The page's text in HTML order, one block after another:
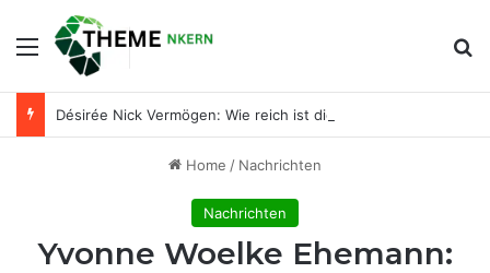
Menu
Home / Nachrichten
Nachrichten
Yvonne Woelke Ehemann: